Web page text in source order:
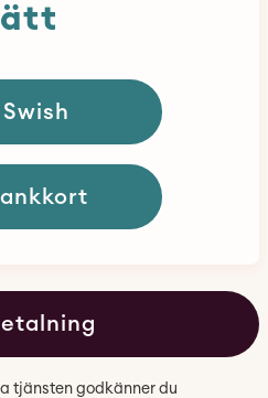
Swish
tjänsten godkänner du